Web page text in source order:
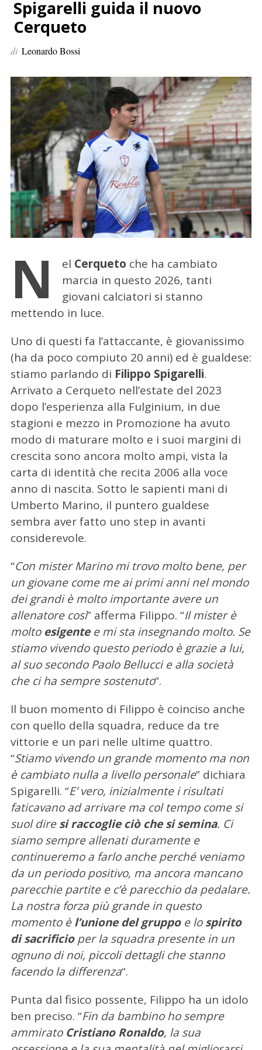
e
r
Spigarelli guida il nuovo
Cerqueto
di Leonardo Bossi
N el Cerqueto che ha cambiato
marcia in questo 2026, tanti
giovani calciatori si stanno
mettendo in luce.
Uno di questi fa l’attaccante, è giovanissimo
(ha da poco compiuto 20 anni) ed è gualdese:
stiamo parlando di Filippo Spigarelli.
Arrivato a Cerqueto nell’estate del 2023
dopo l’esperienza alla Fulginium, in due
stagioni e mezzo in Promozione ha avuto
modo di maturare molto e i suoi margini di
crescita sono ancora molto ampi, vista la
carta di identità che recita 2006 alla voce
anno di nascita. Sotto le sapienti mani di
Umberto Marino, il puntero gualdese
sembra aver fatto uno step in avanti
considerevole.
“Con mister Marino mi trovo molto bene, per
un giovane come me ai primi anni nel mondo
dei grandi è molto importante avere un
allenatore così” afferma Filippo. “Il mister è
molto esigente e mi sta insegnando molto. Se
stiamo vivendo questo periodo è grazie a lui,
al suo secondo Paolo Bellucci e alla società
che ci ha sempre sostenuto“.
Il buon momento di Filippo è coinciso anche
con quello della squadra, reduce da tre
vittorie e un pari nelle ultime quattro.
“Stiamo vivendo un grande momento ma non
è cambiato nulla a livello personale” dichiara
Spigarelli. “E’ vero, inizialmente i risultati
faticavano ad arrivare ma col tempo come si
suol diresi raccoglie ciò che si semina. Ci
siamo sempre allenati duramente e
continueremo a farlo anche perché veniamo
da un periodo positivo, ma ancora mancano
parecchie partite e c’è parecchio da pedalare.
La nostra forza più grande in questo
momento èl’unione del gruppoe lospirito
di sacrificioper la squadra presente in un
ognuno di noi, piccoli dettagli che stanno
facendo la differenza“.
Punta dal fisico possente, Filippo ha un idolo
ben preciso. “Fin da bambino ho sempre
ammirato Cristiano Ronaldo, la sua
C
e
r
c